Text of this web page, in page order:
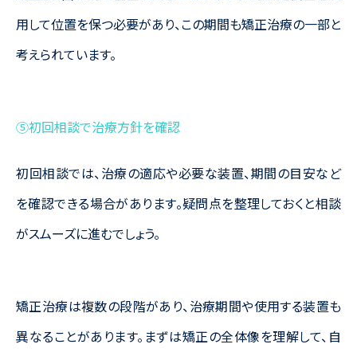
用して位置を保つ必要があり、この期間も矯正治療の一部と
考えられています。
⑤初回相談で治療方針を確認
初回相談では、治療の適応や必要な装置、期間の目安など
を確認できる場合があります。疑問点を整理しておくと相談
がスムーズに進むでしょう。
矯正治療は複数の段階があり、治療期間や使用する装置も
異なることがあります。まずは矯正の全体像を理解して、自